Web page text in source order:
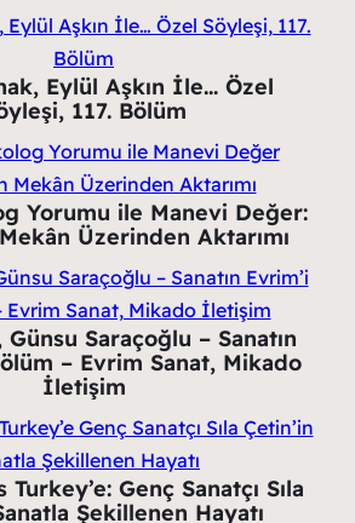
Eylül Aşkın İle… Özel
117. Bölüm
Yorumu ile Manevi Değer:
Üzerinden Aktarımı
Saraçoğlu – Sanatın
– Evrim Sanat, Mikado
İletişim
Turkey’e: Genç Sanatçı Sıla
Şekillenen Hayatı